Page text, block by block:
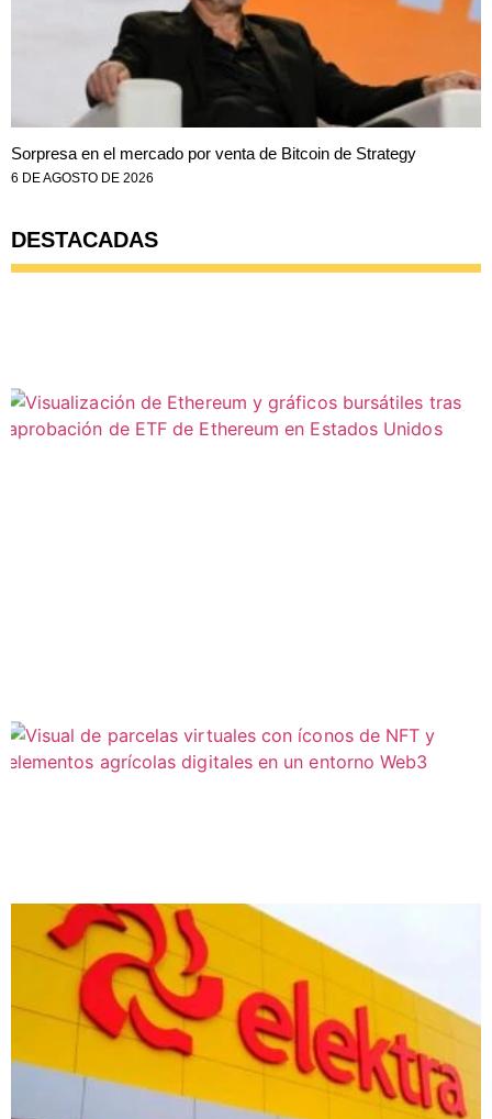
Sorpresa en el mercado por venta de Bitcoin de Strategy
6 DE AGOSTO DE 2026
DESTACADAS